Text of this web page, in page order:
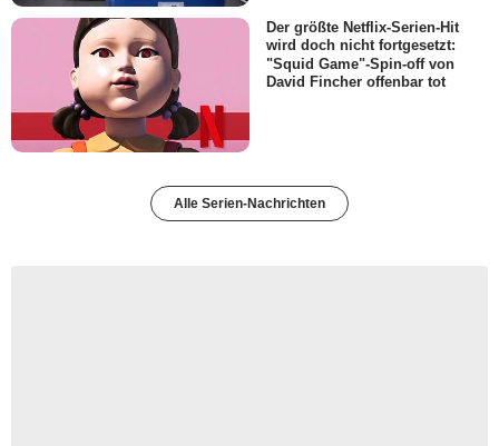
Der größte Netflix-Serien-Hit
wird doch nicht fortgesetzt:
"Squid Game"-Spin-off von
David Fincher offenbar tot
Alle Serien-Nachrichten